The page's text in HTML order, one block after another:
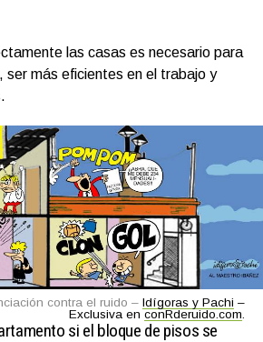
las casas es necesario para
ser más eficientes en el trabajo y
contra el ruido – Idígoras y Pachi –
Exclusiva en conRderuido.com.
si el bloque de pisos se